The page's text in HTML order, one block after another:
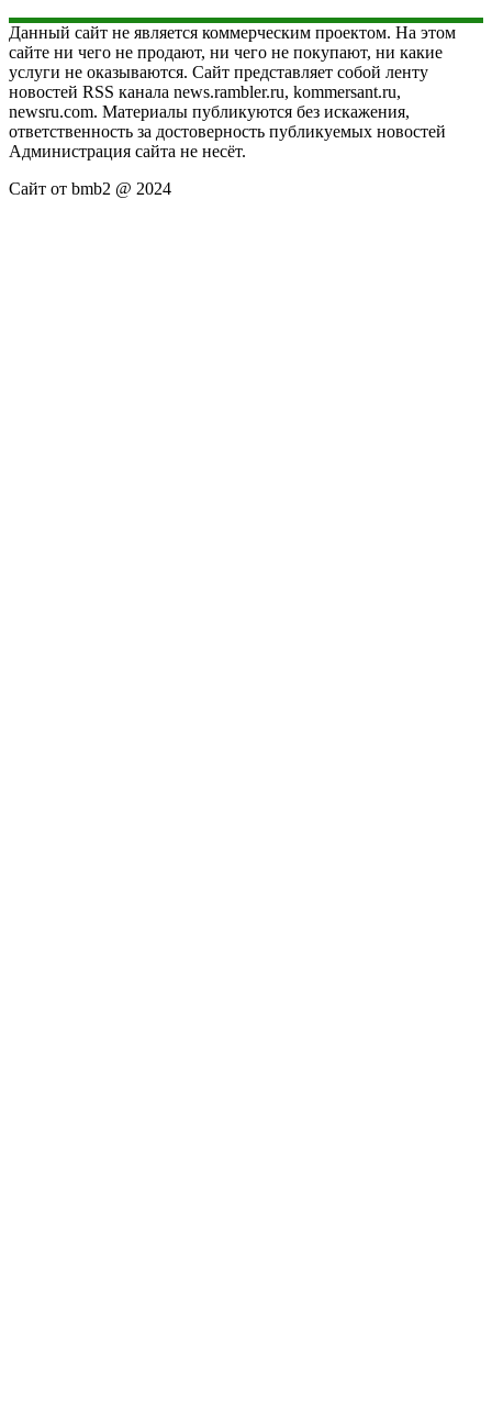
Данный сайт не является коммерческим проектом. На этом
сайте ни чего не продают, ни чего не покупают, ни какие
услуги не оказываются. Сайт представляет собой ленту
новостей RSS канала news.rambler.ru, kommersant.ru,
newsru.com. Материалы публикуются без искажения,
ответственность за достоверность публикуемых новостей
Администрация сайта не несёт.
Сайт от bmb2 @ 2024